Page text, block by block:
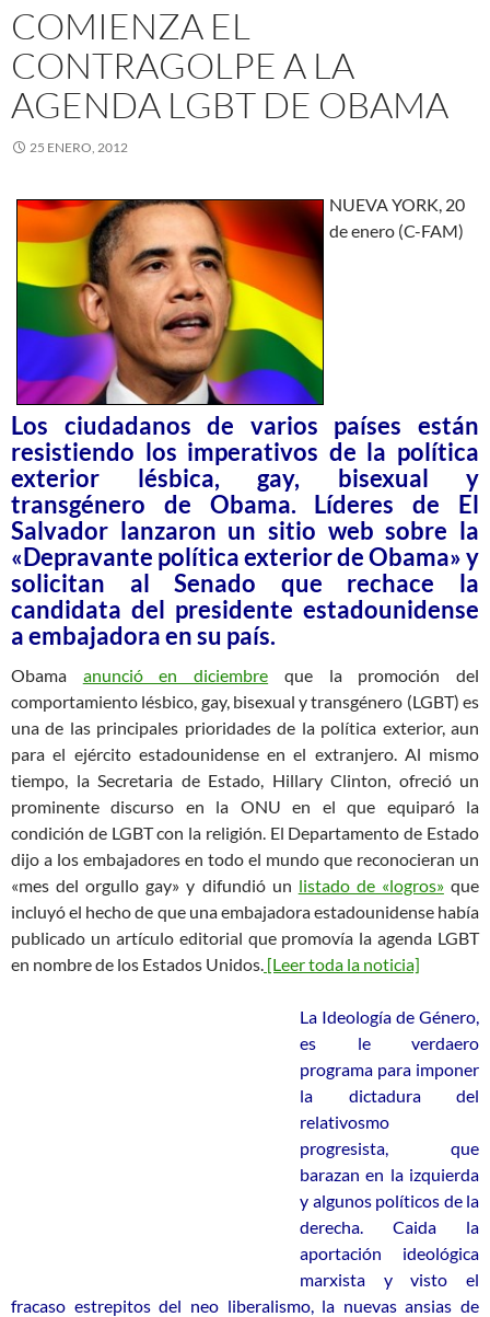
COMIENZA EL
CONTRAGOLPE A LA
AGENDA LGBT DE OBAMA
25 ENERO, 2012
NUEVA YORK, 20
de enero (C-FAM)
Los ciudadanos de varios países están
resistiendo los imperativos de la política
exterior lésbica, gay, bisexual y
transgénero de Obama. Líderes de El
Salvador lanzaron un sitio web sobre la
«Depravante política exterior de Obama» y
solicitan al Senado que rechace la
candidata del presidente estadounidense
a embajadora en su país.
Obama anunció en diciembre que la promoción del
comportamiento lésbico, gay, bisexual y transgénero (LGBT) es
una de las principales prioridades de la política exterior, aun
para el ejército estadounidense en el extranjero. Al mismo
tiempo, la Secretaria de Estado, Hillary Clinton, ofreció un
prominente discurso en la ONU en el que equiparó la
condición de LGBT con la religión. El Departamento de Estado
dijo a los embajadores en todo el mundo que reconocieran un
«mes del orgullo gay» y difundió un listado de «logros»que
incluyó el hecho de que una embajadora estadounidense había
publicado un artículo editorial que promovía la agenda LGBT
en nombre de los Estados Unidos. [Leer toda la noticia]
La Ideología de Género,
es le verdaero
programa para imponer
la dictadura del
relativosmo
progresista, que
barazan en la izquierda
y algunos políticos de la
derecha. Caida la
aportación ideológica
marxista y visto el
fracaso estrepitos del neo liberalismo, la nuevas ansias de